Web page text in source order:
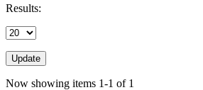
Results:
Update
Now showing items 1-1 of 1